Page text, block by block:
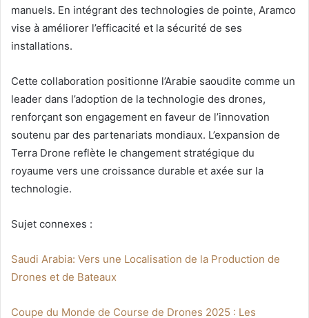
manuels. En intégrant des technologies de pointe, Aramco
vise à améliorer l’efficacité et la sécurité de ses
installations.
Cette collaboration positionne l’Arabie saoudite comme un
leader dans l’adoption de la technologie des drones,
renforçant son engagement en faveur de l’innovation
soutenu par des partenariats mondiaux. L’expansion de
Terra Drone reflète le changement stratégique du
royaume vers une croissance durable et axée sur la
technologie.
Sujet connexes :
Saudi Arabia: Vers une Localisation de la Production de
Drones et de Bateaux
Coupe du Monde de Course de Drones 2025 : Les